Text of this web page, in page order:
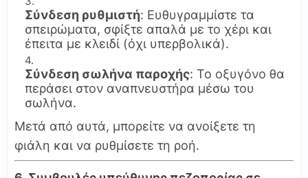
Σύνδεση ρυθμιστή: Ευθυγραμμίστε τα
σπειρώματα, σφίξτε απαλά με το χέρι και
έπειτα με κλειδί (όχι υπερβολικά).
Σύνδεση σωλήνα παροχής: Το οξυγόνο θα
περάσει στον αναπνευστήρα μέσω του
σωλήνα.
Μετά από αυτά, μπορείτε να ανοίξετε τη
φιάλη και να ρυθμίσετε τη ροή.